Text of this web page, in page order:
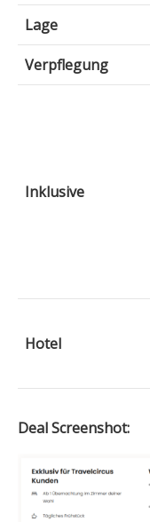
Lage
Verpflegung
Inklusive
Hotel
Deal Screenshot: